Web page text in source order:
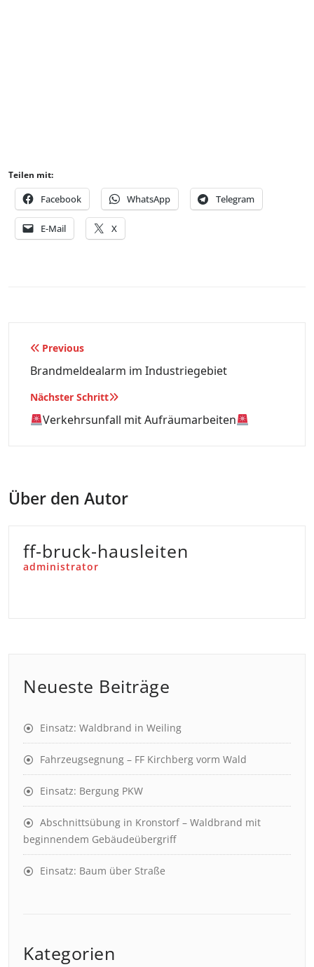
Teilen mit:
Facebook WhatsApp Telegram
E-Mail X
Beitragsnavigation
Previous
Brandmeldealarm im Industriegebiet
Nächster Schritt
Verkehrsunfall mit Aufräumarbeiten
Über den Autor
ff-bruck-hausleiten
administrator
Neueste Beiträge
Einsatz: Waldbrand in Weiling
Fahrzeugsegnung – FF Kirchberg vorm Wald
Einsatz: Bergung PKW
Abschnittsübung in Kronstorf – Waldbrand mit
beginnendem Gebäudeübergriff
Einsatz: Baum über Straße
Kategorien